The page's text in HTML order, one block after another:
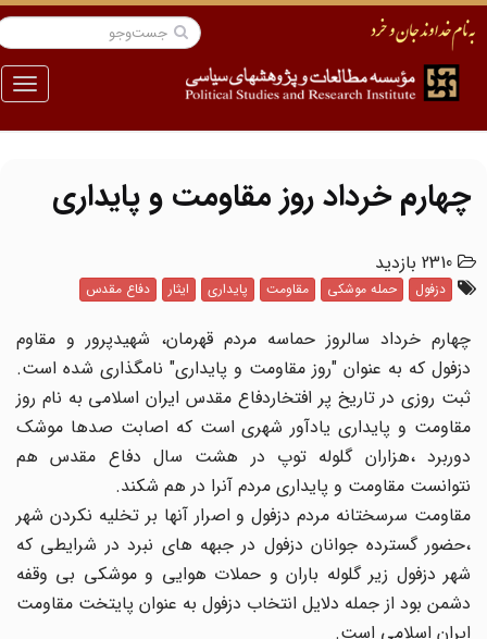
منو
چهارم خرداد روز مقاومت و پایداری
2310 بازدید
دزفول حمله موشکی مقاومت پایداری ایثار دفاع مقدس
چهارم خرداد سالروز حماسه مردم قهرمان، شهیدپرور و مقاوم
دزفول که به عنوان "روز مقاومت و پایداری" نامگذاری شده است.
ثبت روزی در تاریخ پر افتخاردفاع مقدس ایران اسلامی به نام روز
مقاومت و پایداری یادآور شهری است که اصابت صدها موشک
دوربرد ،هزاران گلوله توپ در هشت سال دفاع مقدس هم
نتوانست مقاومت و پایداری مردم آنرا در هم شکند.
مقاومت سرسختانه مردم دزفول و اصرار آنها بر تخلیه نکردن شهر
،حضور گسترده جوانان دزفول در جبهه های نبرد در شرایطی که
شهر دزفول زیر گلوله باران و حملات هوایی و موشکی بی وقفه
دشمن بود از جمله دلایل انتخاب دزفول به عنوان پایتخت مقاومت
ایران اسلامی است.